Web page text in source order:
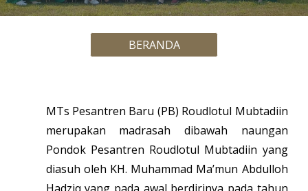
BERANDA
MTs Pesantren Baru (PB) Roudlotul Mubtadiin
merupakan madrasah dibawah naungan
Pondok Pesantren Roudlotul Mubtadiin yang
diasuh oleh KH. Muhammad Ma’mun Abdulloh